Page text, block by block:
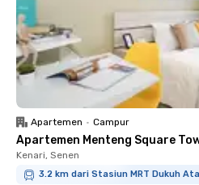
Apartemen • Campur
Apartemen Menteng Square
Kenari, Senen
3.2 km dari Stasiun MRT Dukuh